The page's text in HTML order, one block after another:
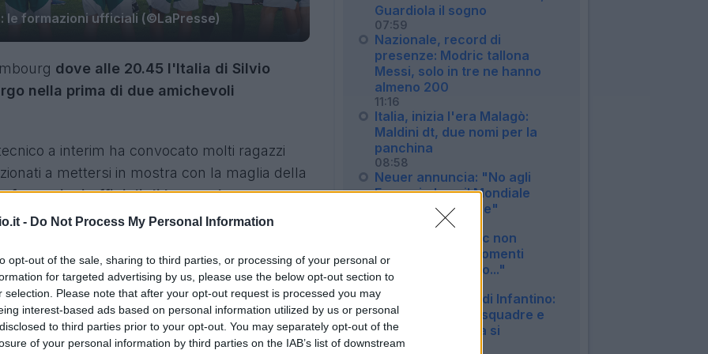
- Do Not Process My Personal Information
opt-out of the sale, sharing to third parties, or processing of your personal or
for targeted advertising by us, please use the below opt-out section to
selection. Please note that after your opt-out request is processed you may
interest-based ads based on personal information utilized by us or personal
to third parties prior to your opt-out. You may separately opt-out of the
of your personal information by third parties on the IAB’s list of downstream
le formazioni ufficiali (©LaPresse)
dove alle 20.45 l'Italia di Silvio
nella prima di due amichevoli
a interim ha convocato molti ragazzi
a mettersi in mostra con la maglia della
formazioni ufficiali di Lussemburgo-
tecnici Strasser e Baldini.
Guardiola il sogno
07:59
Nazionale, record di
presenze: Modric tallona
Messi, solo in tre ne hanno
almeno 200
11:16
Italia, inizia l'era Malagò:
Maldini dt, due nomi per la
panchina
08:58
Neuer annuncia: "No agli
Europei, dopo il Mondiale
lascio la Nazionale"
McKennie: "Pulisic non
sbaglia mai nei momenti
decisivi. Sul futuro..."
12:14
La provocazione di Infantino:
"Mondiale a 208 squadre e
vediamo se l'Italia si
qualifica"